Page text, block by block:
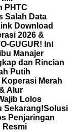
PHTC
Salah Data
Download
2026 &
GUGUR! Ini
Manajer
dan Rincian
Putih
Koperasi Merah
Alur
Lolos
Sekarang!Solusi
Penjaringan
Resmi